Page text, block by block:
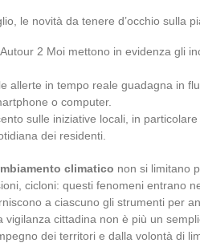
le novità da tenere d’occhio sulla
2 Moi mettono in evidenza gli
allerte in tempo reale guadagna in
o computer.
sulle iniziative locali, in
dei residenti.
climatico non si limitano
cicloni: questi fenomeni entrano
a ciascuno gli strumenti per
vigilanza cittadina non è più un
dei territori e dalla volontà di